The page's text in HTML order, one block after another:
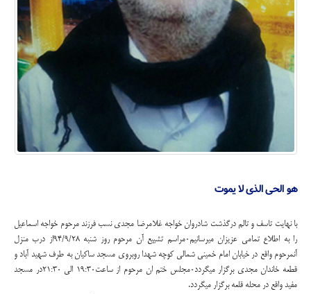
هو الحی الذی لا یموت
با نهایت تاسف و تالم درگذشت شادروان خواجه غلامرضا مجدی نسب فرزند مرحوم خواجه اسماعیل
را به اطلاع تمامی عزیزان میرسانیم۰مراسم تشییع آن مرحوم روز شنبه ۹۴/۹/۲۸از درب منزل
آنمرحوم واقع در خیابان امام خمینی شمالی کوچه شهدا روبروی مسجد ساکیان به طرف شهید آباد و
قطعه خاندان مجدی برگزار میگردد۰مجلس ختم ان مرحوم از ساعت۱۹:۳۰ الی ۲۱:۳۰در مسجد
مفید واقع در محله قلعه برگزار میگردد.